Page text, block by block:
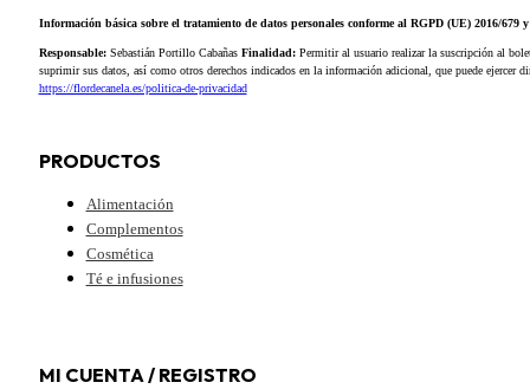
Información básica sobre el tratamiento de datos personales conforme al RGPD (UE) 2016/679
Responsable:Sebastián Portillo Cabañas Finalidad:Permitir al usuario realizar la suscripción al
suprimir sus datos, así como otros derechos indicados en la información adicional, que puede
https://flordecanela.es/politica-de-privacidad
PRODUCTOS
Alimentación
Complementos
Cosmética
Té e infusiones
MI CUENTA / REGISTRO